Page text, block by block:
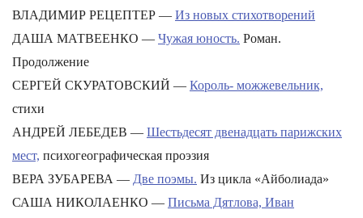
ВЛАДИМИР РЕЦЕПТЕР — Из новых стихотворений
ДАША МАТВЕЕНКО — Чужая юность. Роман.
Продолжение
СЕРГЕЙ СКУРАТОВСКИЙ — Король- можжевельник,
стихи
АНДРЕЙ ЛЕБЕДЕВ — Шестьдесят двенадцать парижских
мест, психогеографическая проэзия
ВЕРА ЗУБАРЕВА — Две поэмы. Из цикла «Айболиада»
САША НИКОЛАЕНКО — Письма Дятлова, Иван